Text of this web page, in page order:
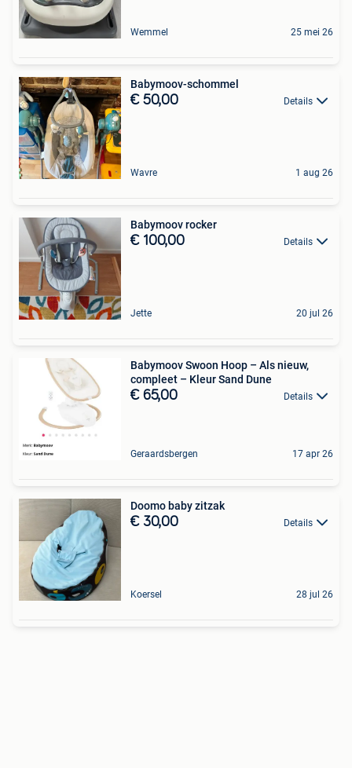
Wemmel 25 mei 26
Babymoov-schommel
€ 50,00 Details
Wavre 1 aug 26
Babymoov rocker
€ 100,00 Details
Jette 20 jul 26
Babymoov Swoon Hoop – Als nieuw,
compleet – Kleur Sand Dune
€ 65,00 Details
Geraardsbergen 17 apr 26
Doomo baby zitzak
€ 30,00 Details
Koersel 28 jul 26